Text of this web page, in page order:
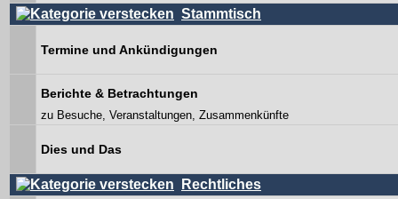
Stammtisch
Termine und Ankündigungen
Berichte & Betrachtungen
zu Besuche, Veranstaltungen, Zusammenkünfte
Dies und Das
Rechtliches